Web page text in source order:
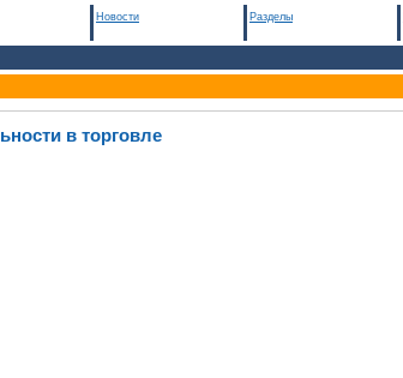
Новости Разделы
в торговле